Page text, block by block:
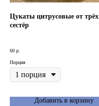
Цукаты цитрусовые от трёх
сестёр
60 р.
Порция
Добавить в корзину